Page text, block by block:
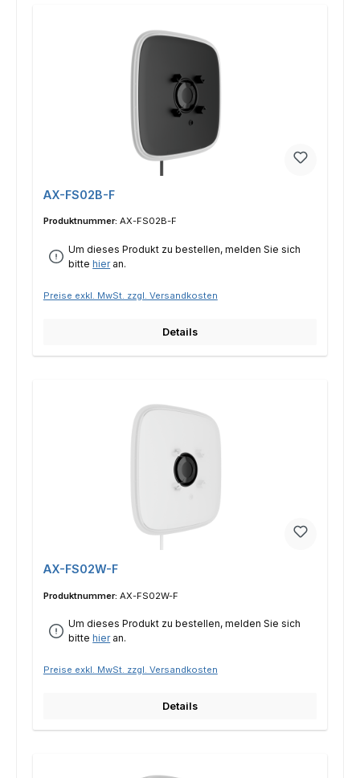
AX-FS02B-F
Produktnummer: AX-FS02B-F
Um dieses Produkt zu bestellen, melden Sie sich
bittehieran.
Preise exkl. MwSt. zzgl. Versandkosten
Details
AX-FS02W-F
Produktnummer: AX-FS02W-F
Um dieses Produkt zu bestellen, melden Sie sich
bittehieran.
Preise exkl. MwSt. zzgl. Versandkosten
Details